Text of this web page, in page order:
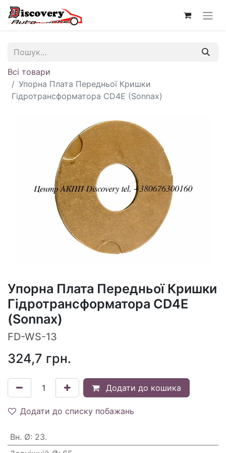
Всі товари
Упорна Плата Передньої Кришки
Гідротрансформатора CD4E (Sonnax)
Упорна Плата Передньої Кришки
Гідротрансформатора CD4E
(Sonnax)
FD-WS-13
324,7 грн.
Додати до кошика
Додати до списку побажань
Вн. Ø: 23.